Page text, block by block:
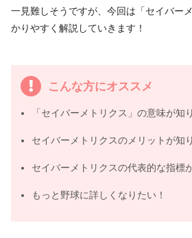
一見難しそうですが、今回は「セイバー
かりやすく解説していきます！
こんな方にオススメ
「セイバーメトリクス」の意味が知
セイバーメトリクスのメリットが知
セイバーメトリクスの代表的な指標
もっと野球に詳しくなりたい！